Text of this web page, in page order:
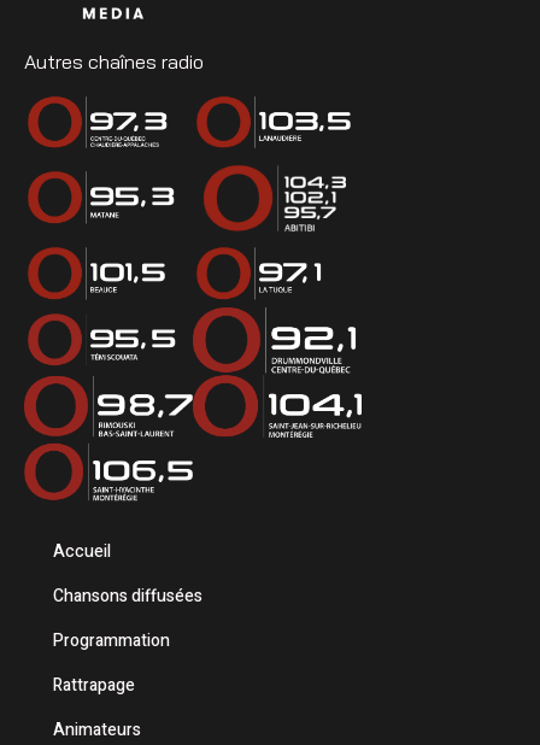
Autres chaînes radio
Accueil
Chansons diffusées
Programmation
Rattrapage
Animateurs